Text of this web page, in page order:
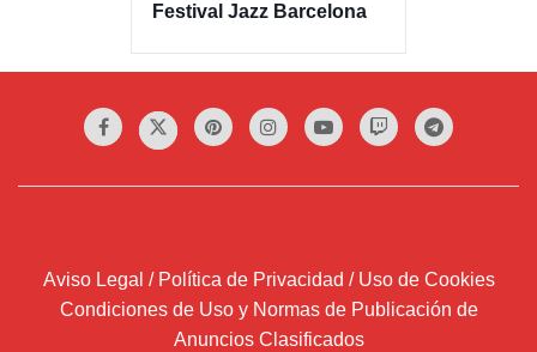
Festival Jazz Barcelona
Aviso Legal / Política de Privacidad / Uso de Cookies
Condiciones de Uso y Normas de Publicación de
Anuncios Clasificados